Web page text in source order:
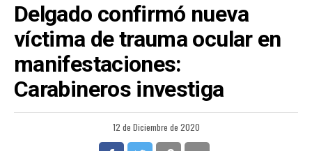
Delgado confirmó nueva
víctima de trauma ocular en
manifestaciones:
Carabineros investiga
12 de Diciembre de 2020